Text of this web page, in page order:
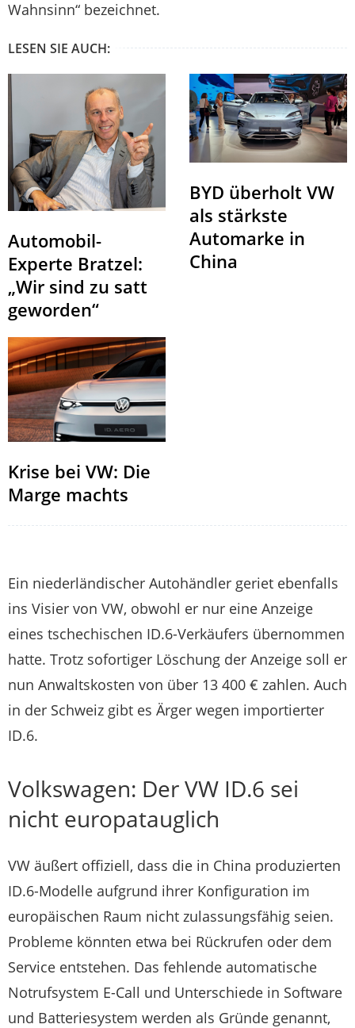
Wahnsinn“ bezeichnet.
LESEN SIE AUCH:
Automobil-
Experte Bratzel:
„Wir sind zu satt
geworden“
BYD überholt VW
als stärkste
Automarke in
China
Krise bei VW: Die
Marge machts
Ein niederländischer Autohändler geriet ebenfalls
ins Visier von VW, obwohl er nur eine Anzeige
eines tschechischen ID.6-Verkäufers übernommen
hatte. Trotz sofortiger Löschung der Anzeige soll er
nun Anwaltskosten von über 13 400 € zahlen. Auch
in der Schweiz gibt es Ärger wegen importierter
ID.6.
Volkswagen: Der VW ID.6 sei
nicht europatauglich
VW äußert offiziell, dass die in China produzierten
ID.6-Modelle aufgrund ihrer Konfiguration im
europäischen Raum nicht zulassungsfähig seien.
Probleme könnten etwa bei Rückrufen oder dem
Service entstehen. Das fehlende automatische
Notrufsystem E-Call und Unterschiede in Software
und Batteriesystem werden als Gründe genannt,